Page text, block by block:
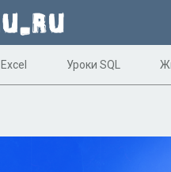
Уроки SQL